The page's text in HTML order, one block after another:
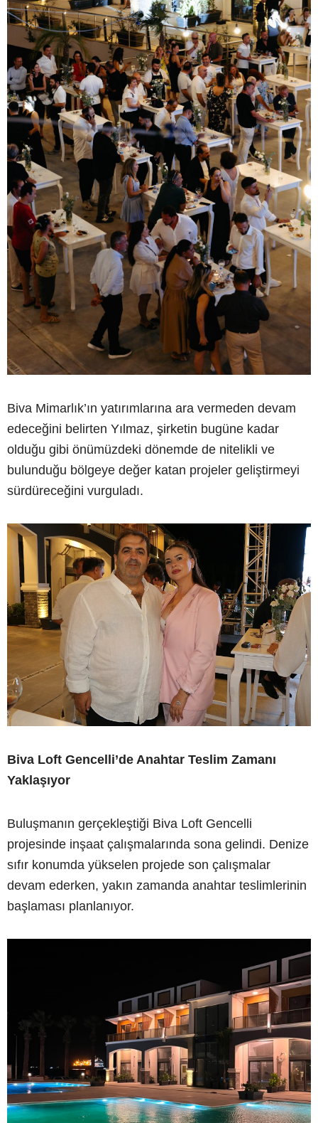
Biva Mimarlık’ın yatırımlarına ara vermeden devam
edeceğini belirten Yılmaz, şirketin bugüne kadar
olduğu gibi önümüzdeki dönemde de nitelikli ve
bulunduğu bölgeye değer katan projeler geliştirmeyi
sürdüreceğini vurguladı.
Biva Loft Gencelli’de Anahtar Teslim Zamanı
Yaklaşıyor
Buluşmanın gerçekleştiği Biva Loft Gencelli
projesinde inşaat çalışmalarında sona gelindi. Denize
sıfır konumda yükselen projede son çalışmalar
devam ederken, yakın zamanda anahtar teslimlerinin
başlaması planlanıyor.